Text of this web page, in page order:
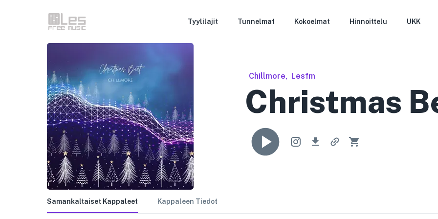
Tyylilajit Tunnelmat Kokoelmat Hinnoittelu UKK
Chillmore, Lesfm
Christmas
Samankaltaiset Kappaleet Kappaleen Tiedot